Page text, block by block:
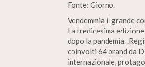
Fonte: Giorno.
Vendemmia il grande
La tredicesima
dopo la pandemia.
coinvolti 64 brand da
internazionale,